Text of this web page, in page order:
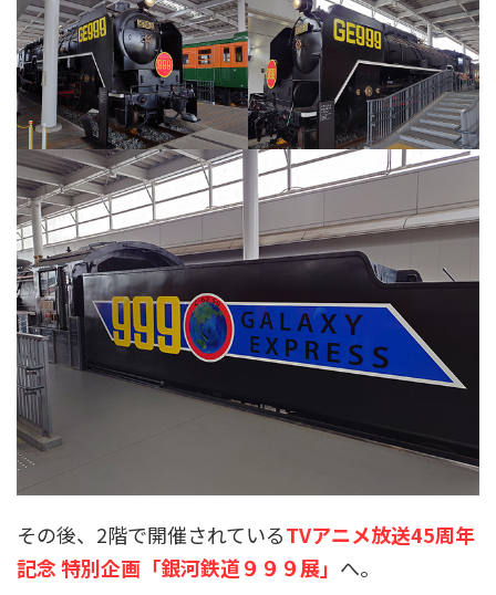
その後、2階で開催されているTVアニメ放送45周年
記念 特別企画「銀河鉄道９９９展」 へ。